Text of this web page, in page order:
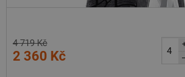
4 719 Kč
2 360 Kč